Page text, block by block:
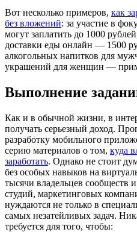
Вот несколько примеров, как
без вложений: за участие в
могут заплатить до 1000
доставки еды онлайн — 1500
алкогольных напитков для
украшений для женщин —
Выполнение
Как и в обычной жизни, в
получать серьезный доход.
разработку мобильного
серию материалов о том, куда
заработать. Однако не стоит
без особых навыков на
тысячи владельцев сообществ
студий, маркетинговых
нуждаются не только в
самых незатейливых задач.
требуется для того, чтобы: